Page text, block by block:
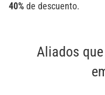
40% de descuento.
Aliados